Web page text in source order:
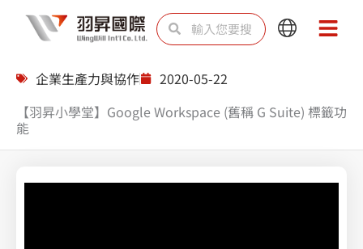
搜
尋 尋
Main
Main
企業生產力與協作
2020-05-22
【羽昇小學堂】Google Workspace (舊稱 G Suite) 標籤功
能